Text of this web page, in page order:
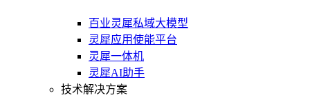
百业灵犀私域大模型
灵犀应用使能平台
灵犀一体机
灵犀AI助手
技术解决方案